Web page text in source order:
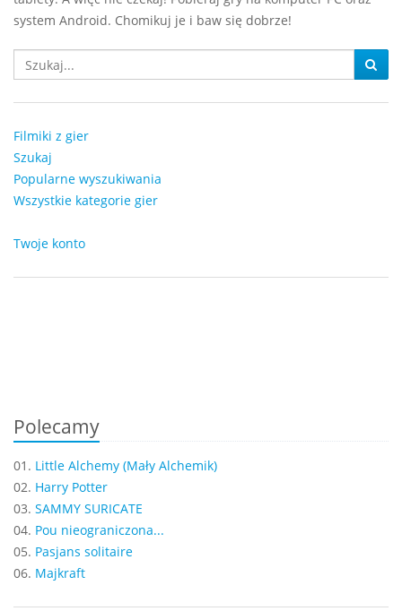
system Android. Chomikuj je i baw się dobrze!
Filmiki z gier
Szukaj
Popularne wyszukiwania
Wszystkie kategorie gier
Twoje konto
Polecamy
01. Little Alchemy (Mały Alchemik)
02. Harry Potter
03. SAMMY SURICATE
04. Pou nieograniczona...
05. Pasjans solitaire
06. Majkraft